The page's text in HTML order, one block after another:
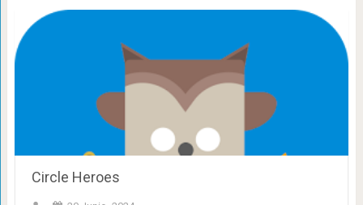
Circle Heroes